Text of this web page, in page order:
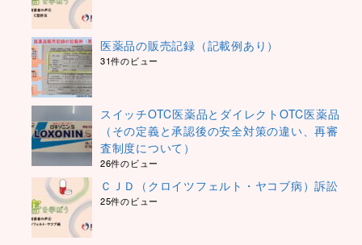
医薬品の販売記録（記載例あり）
31件のビュー
スイッチOTC医薬品とダイレクトOTC医薬品
（その定義と承認後の安全対策の違い、再審
査制度について）
26件のビュー
ＣＪＤ（クロイツフェルト・ヤコブ病）訴訟
25件のビュー